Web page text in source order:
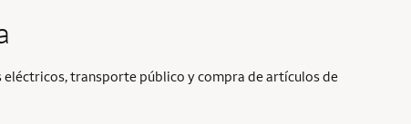
eléctricos, transporte público y compra de artículos de